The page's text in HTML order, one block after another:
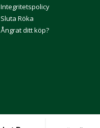
Integritetspolicy
Sluta Röka
Ångrat ditt köp?